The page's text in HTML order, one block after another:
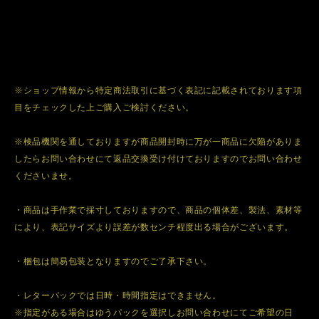
※ショップ情報から特定商法取引に基づく表記に記載されております項
目をチェックした上ご購入ご検討ください。
※検品機関を通しておりますが商品開封時に万が一商品に欠陥がありま
したらお問い合わせにて返品交換受け付けておりますのでお問い合わせ
くださいませ。
・商品は手作業で採寸しておりますので、商品の個体差、製法、素材等
により、表記サイズより誤差が数センチ程度出る場合がございます。
・梱包は簡易包装となりますのでご了承下さい。
・レターパックでは日時・時間指定はできません。
※指定がある場合はゆうパックを選択しお問い合わせにてご希望の日